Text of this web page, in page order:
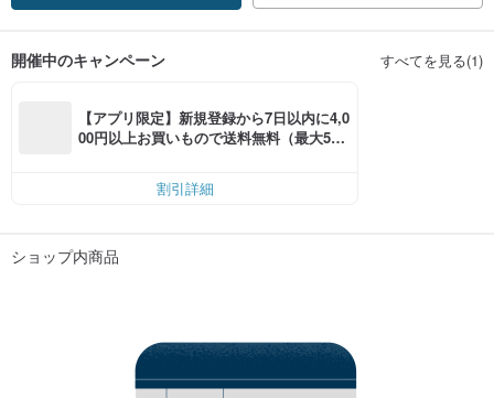
開催中のキャンペーン すべてを見る(1)
【アプリ限定】新規登録から7日以内に4,0
00円以上お買いもので送料無料（最大500
割引詳細
ショップ内商品